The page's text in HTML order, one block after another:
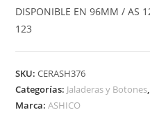
DISPONIBLE EN 96MM / AS
123
SKU:CERASH376
Categorías: Jaladeras y Botones,
Marca:ASHICO